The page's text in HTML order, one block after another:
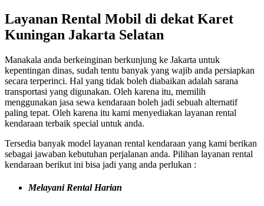
Layanan Rental Mobil di dekat Karet
Kuningan Jakarta Selatan
Manakala anda berkeinginan berkunjung ke Jakarta untuk
kepentingan dinas, sudah tentu banyak yang wajib anda persiapkan
secara terperinci. Hal yang tidak boleh diabaikan adalah sarana
transportasi yang digunakan. Oleh karena itu, memilih
menggunakan jasa sewa kendaraan boleh jadi sebuah alternatif
paling tepat. Oleh karena itu kami menyediakan layanan rental
kendaraan terbaik special untuk anda.
Tersedia banyak model layanan rental kendaraan yang kami berikan
sebagai jawaban kebutuhan perjalanan anda. Pilihan layanan rental
kendaraan berikut ini bisa jadi yang anda perlukan :
Melayani Rental Harian